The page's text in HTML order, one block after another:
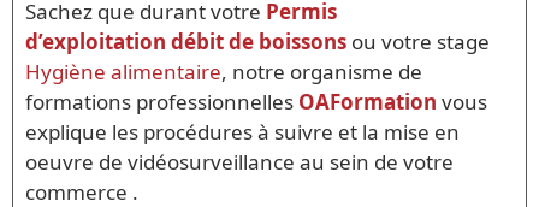
Sachez que durant votre Permis
d’exploitation débit de boissons ou votre stage
Hygiène alimentaire, notre organisme de
formations professionnelles OAFormation vous
explique les procédures à suivre et la mise en
oeuvre de vidéosurveillance au sein de votre
commerce .